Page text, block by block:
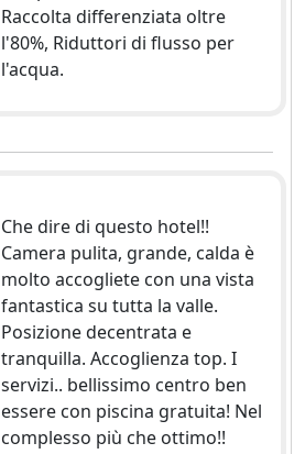
Raccolta differenziata oltre
l'80%, Riduttori di flusso per
l'acqua.
Che dire di questo hotel!!
Camera pulita, grande, calda è
molto accogliete con una vista
fantastica su tutta la valle.
Posizione decentrata e
tranquilla. Accoglienza top. I
servizi.. bellissimo centro ben
essere con piscina gratuita! Nel
complesso più che ottimo!!